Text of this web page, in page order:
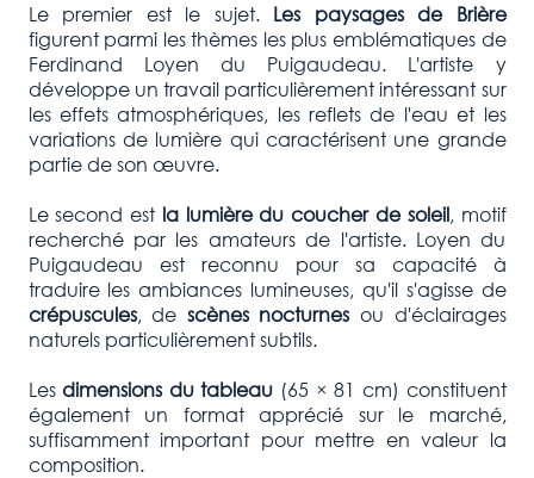
Le premier est le sujet. Les paysages de Brière
figurent parmi les thèmes les plus emblématiques de
Ferdinand Loyen du Puigaudeau. L'artiste y
développe un travail particulièrement intéressant sur
les effets atmosphériques, les reflets de l'eau et les
variations de lumière qui caractérisent une grande
partie de son œuvre.
Le second est la lumière du coucher de soleil, motif
recherché par les amateurs de l'artiste. Loyen du
Puigaudeau est reconnu pour sa capacité à
traduire les ambiances lumineuses, qu'il s'agisse de
crépuscules, de scènes nocturnes ou d'éclairages
naturels particulièrement subtils.
Lesdimensions du tableau (65 × 81 cm) constituent
également un format apprécié sur le marché,
suffisamment important pour mettre en valeur la
composition.